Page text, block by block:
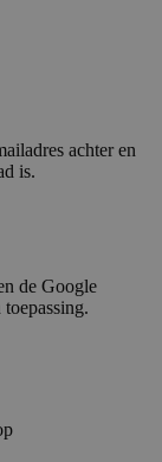
achter en
is.
de Google